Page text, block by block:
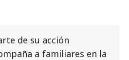
de su acción
a familiares en la